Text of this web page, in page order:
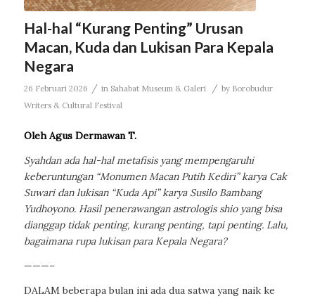
Hal-hal “Kurang Penting” Urusan
Macan, Kuda dan Lukisan Para Kepala
Negara
26 Februari 2026 / in Sahabat Museum & Galeri / by Borobudur
Writers & Cultural Festival
Oleh Agus Dermawan T.
Syahdan ada hal-hal metafisis yang mempengaruhi
keberuntungan “Monumen Macan Putih Kediri” karya Cak
Suwari dan lukisan “Kuda Api” karya Susilo Bambang
Yudhoyono. Hasil penerawangan astrologis shio yang bisa
dianggap tidak penting, kurang penting, tapi penting. Lalu,
bagaimana rupa lukisan para Kepala Negara?
———–
DALAM beberapa bulan ini ada dua satwa yang naik ke